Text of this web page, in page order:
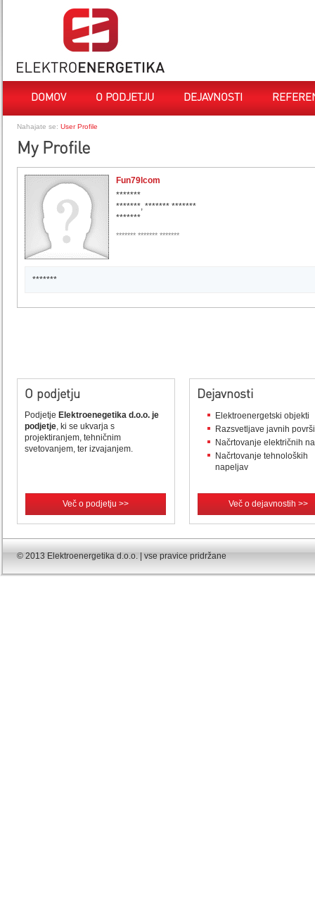
DOMOV O PODJETJU DEJAVNOSTI
Nahajate se: User Profile
My Profile
Fun79lcom
*******
*******, ******* *******
*******
******* ******* *******
*******
O podjetju
Podjetje Elektroenegetika d.o.o. je
podjetje, ki se ukvarja s
projektiranjem, tehničnim
svetovanjem, ter izvajanjem.
Več o podjetju >>
Dejavnosti
Elektroenergetski objekti
Razsvetljave javnih
Načrtovanje električnih
Načrtovanje tehnoloških
napeljav
Več o dejavnostih >>
© 2013 Elektroenergetika d.o.o. | vse pravice pridržane